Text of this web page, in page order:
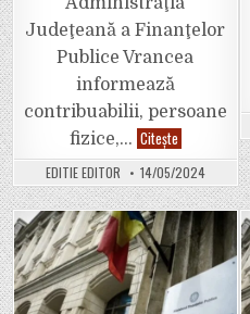
Judeţeană a Finanţelor
Publice Vrancea
informează
contribuabilii, persoane
fizice,… CiteșteO
nouă
ediţie
de
titluri
de
stat
TEZAUR
cu
dobânzi
neimpozabile
de
până
EDITIE EDITOR 14/05/2024
Posted
in